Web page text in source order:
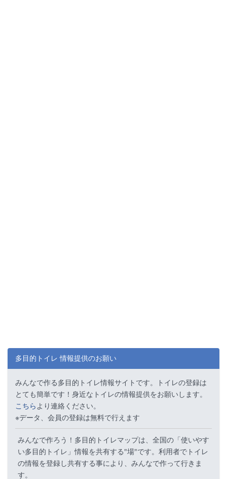
多目的トイレ 情報提供のお願い
みんなで作る多目的トイレ情報サイトです。トイレの登録は
とても簡単です！身近なトイレの情報提供をお願いします。
こちらより連絡ください。
※データ、会員の登録は無料で行えます
みんなで作ろう！多目的トイレマップは、全国の「使いやす
い多目的トイレ」情報を共有する"場"です。利用者でトイレ
の情報を登録し共有する事により、みんなで作って行きま
す。